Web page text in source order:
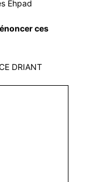
Ehpad
ces
DRIANT